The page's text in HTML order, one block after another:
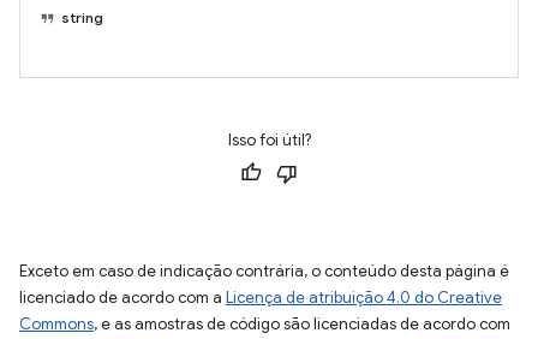
string
Isso foi útil?
Exceto em caso de indicação contrária, o conteúdo desta página é
licenciado de acordo com a Licença de atribuição 4.0 do Creative
Commons, e as amostras de código são licenciadas de acordo com